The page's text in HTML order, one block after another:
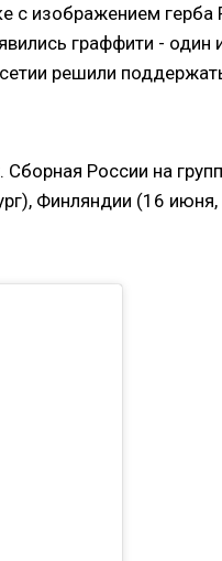
с изображением герба
граффити - один
решили
России на
Финляндии (16 июня,